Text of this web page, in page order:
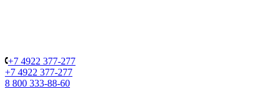
+7 4922 377-277
+7 4922 377-277
8 800 333-88-60